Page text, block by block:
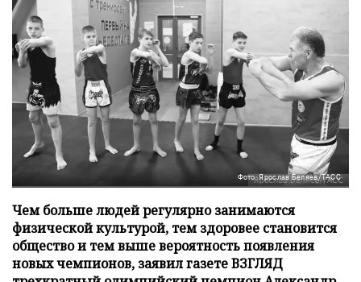
Фото: Ярослав Беляев/ТАСС
Чем больше людей регулярно занимаются
физической культурой, тем здоровее становится
общество и тем выше вероятность появления
новых чемпионов, заявил газете ВЗГЛЯД